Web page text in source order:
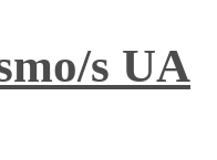
s UA